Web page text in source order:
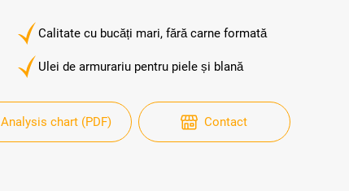
Calitate cu bucăți mari, fără carne formată
Ulei de armurariu pentru piele și blană
Analysis chart (PDF) Contact